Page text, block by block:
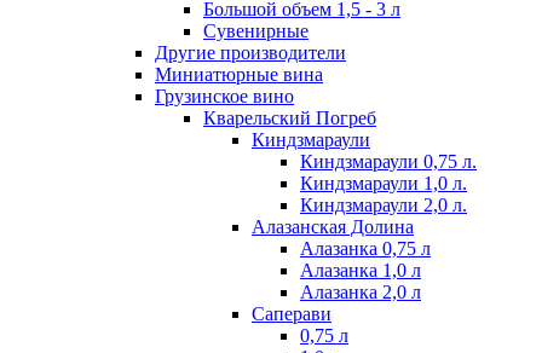
Большой объем 1,5 - 3 л
Сувенирные
Другие производители
Миниатюрные вина
Грузинское вино
Кварельский Погреб
Киндзмараули
Киндзмараули 0,75 л.
Киндзмараули 1,0 л.
Киндзмараули 2,0 л.
Алазанская Долина
Алазанка 0,75 л
Алазанка 1,0 л
Алазанка 2,0 л
Саперави
0,75 л